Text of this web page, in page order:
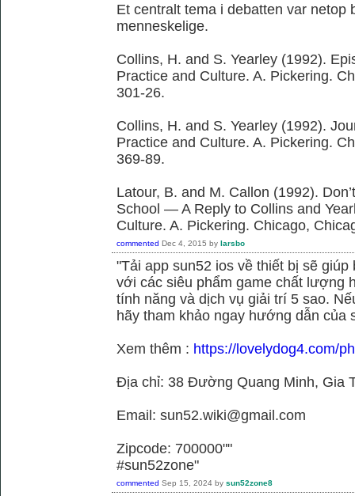
Et centralt tema i debatten var netop
menneskelige.
Collins, H. and S. Yearley (1992).
Practice and Culture. A. Pickering.
301-26.
Collins, H. and S. Yearley (1992).
Practice and Culture. A. Pickering.
369-89.
Latour, B. and M. Callon (1992).
School — A Reply to Collins and
Culture. A. Pickering. Chicago,
commented Dec 4, 2015 by larsbo
"Tải app sun52 ios về thiết bị sẽ
với các siêu phẩm game chất lượng
tính năng và dịch vụ giải trí 5 sao.
hãy tham khảo ngay hướng dẫn của
Xem thêm : https://lovelydog4.com/
Địa chỉ: 38 Đường Quang Minh, Gia
Email: sun52.wiki@gmail.com
Zipcode: 700000""
#sun52zone"
commented Sep 15, 2024 by sun52zone8